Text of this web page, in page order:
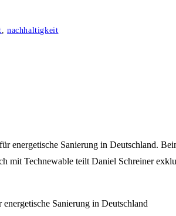
, nachhaltigkeit
energetische Sanierung in Deutschland.
Technewable teilt Daniel Schreiner